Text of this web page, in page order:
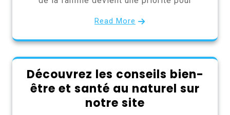
Read More
Découvrez les conseils bien-
être et santé au naturel sur
notre site